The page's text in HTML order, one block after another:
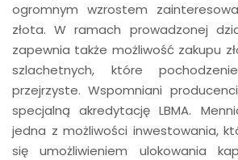
ogromnym wzrostem
złota. W ramach prowadzonej
zapewnia także możliwość zakupu
szlachetnych, które
przejrzyste. Wspomniani
specjalną akredytację LBMA.
jedna z możliwości inwestowania,
się umożliwieniem ulokowania